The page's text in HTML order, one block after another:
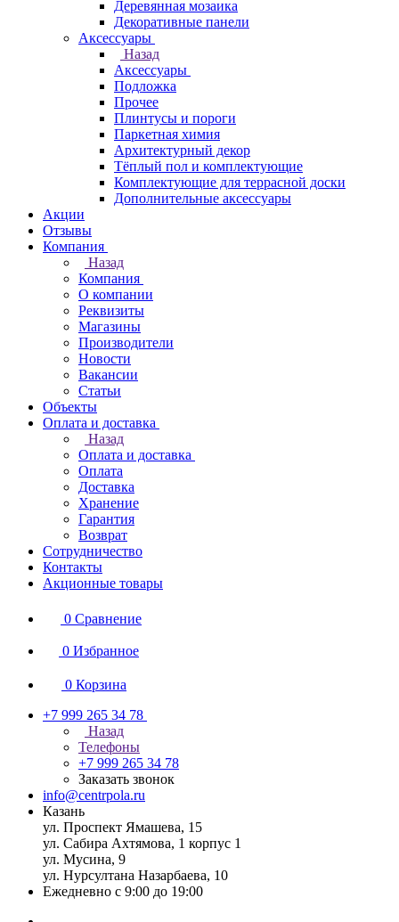
Деревянная мозаика
Декоративные панели
Аксессуары
Назад
Аксессуары
Подложка
Прочее
Плинтусы и пороги
Паркетная химия
Архитектурный декор
Тёплый пол и комплектующие
Комплектующие для террасной доски
Дополнительные аксессуары
Акции
Отзывы
Компания
Назад
Компания
О компании
Реквизиты
Магазины
Производители
Новости
Вакансии
Статьи
Объекты
Оплата и доставка
Назад
Оплата и доставка
Оплата
Доставка
Хранение
Гарантия
Возврат
Сотрудничество
Контакты
Акционные товары
0 Сравнение
0 Избранное
0 Корзина
+7 999 265 34 78
Назад
Телефоны
+7 999 265 34 78
Заказать звонок
info@centrpola.ru
Казань
ул. Проспект Ямашева, 15
ул. Сабира Ахтямова, 1 корпус 1
ул. Мусина, 9
ул. Нурсултана Назарбаева, 10
Ежедневно с 9:00 до 19:00